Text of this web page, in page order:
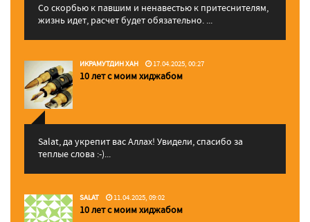
Со скорбью к павшим и ненавестью к притеснителям,
жизнь идет, расчет будет обязательно. ...
ИКРАМУТДИН ХАН 17.04.2025, 00:27
10 лет с моим хиджабом
Salat, да укрепит вас Аллаx! Увидели, спасибо за
теплые слова :-)...
SALAT 11.04.2025, 09:02
10 лет с моим хиджабом